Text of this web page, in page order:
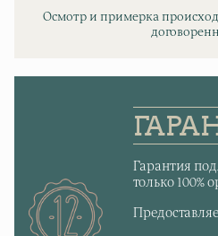
Осмотр и примерка
Гарантия
только 100%